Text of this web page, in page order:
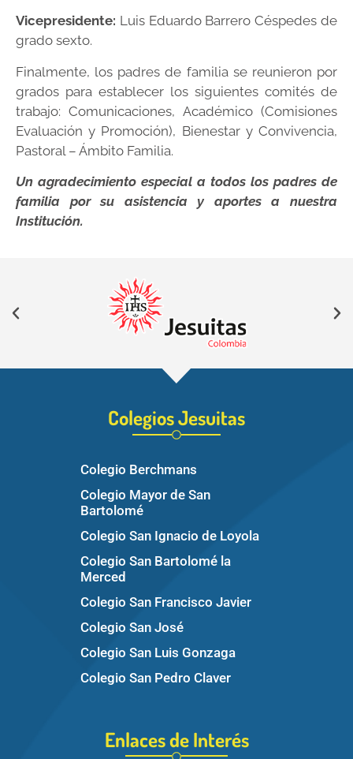
Vicepresidente: Luis Eduardo Barrero Céspedes de
grado sexto.
Finalmente, los padres de familia se reunieron por
grados para establecer los siguientes comités de
trabajo: Comunicaciones, Académico (Comisiones
Evaluación y Promoción), Bienestar y Convivencia,
Pastoral – Ámbito Familia.
Un agradecimiento especial a todos los padres de
familia por su asistencia y aportes a nuestra
Institución.
Colegios Jesuitas
Colegio Berchmans
Colegio Mayor de San
Bartolomé
Colegio San Ignacio de Loyola
Colegio San Bartolomé la
Merced
Colegio San Francisco Javier
Colegio San José
Colegio San Luis Gonzaga
Colegio San Pedro Claver
Enlaces de Interés